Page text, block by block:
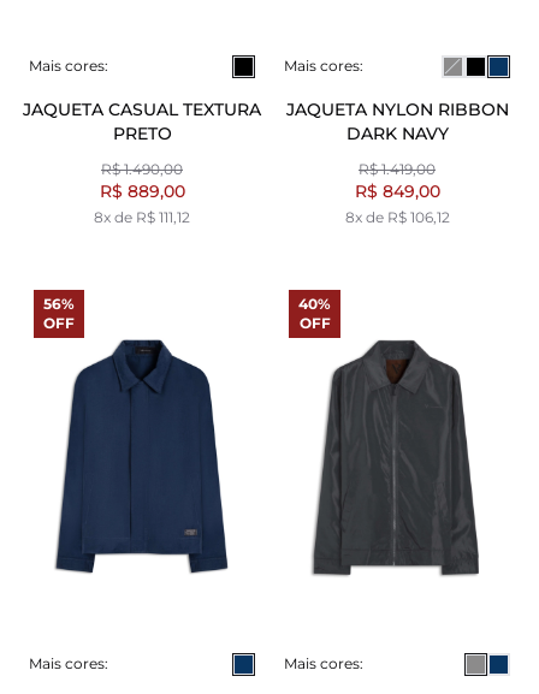
Mais cores:
JAQUETA CASUAL TEXTURA
PRETO
R$ 1.490,00
R$ 889,00
8x de R$ 111,12
Mais cores:
JAQUETA NYLON RIBBON
DARK NAVY
R$ 1.419,00
R$ 849,00
8x de R$ 106,12
Mais cores:
56%
OFF
Mais cores:
40%
OFF